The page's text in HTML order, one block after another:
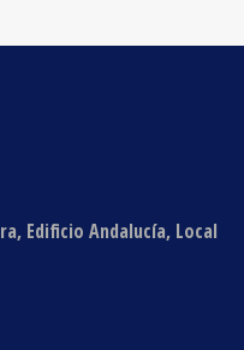
Edificio Andalucía, Local